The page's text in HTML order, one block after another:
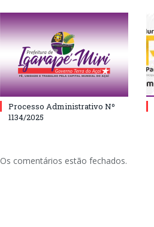
Processo Administrativo Nº
1134/2025
Os comentários estão fechados.